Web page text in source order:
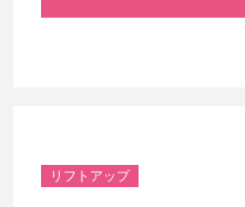
リフトアップ